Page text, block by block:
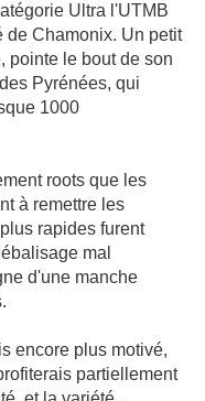
Ultra l'UTMB
de Chamonix. Un petit
pointe le bout de son
Pyrénées, qui
1000
roots que les
à remettre les
rapides furent
mal
d'une manche
encore plus motivé,
partiellement